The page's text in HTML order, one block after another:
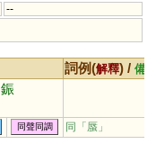
--
詞例(解釋) / 備
鋠
同聲同調 同「蜃 」